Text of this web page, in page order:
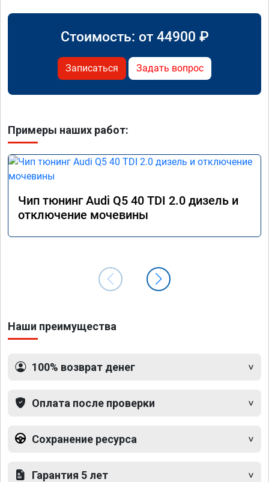
Стоимость: от 44900 ₽
Записаться Задать вопрос
Примеры наших работ:
Чип тюнинг Audi Q5 40 TDI 2.0 дизель и
отключение мочевины
Наши преимущества
100% возврат денег
Оплата после проверки
Сохранение ресурса
Гарантия 5 лет